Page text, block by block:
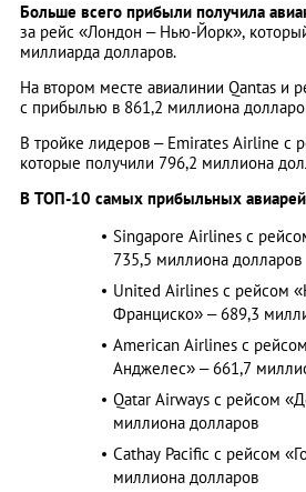
Больше всего прибыли получила
за рейс «Лондон – Нью-Йорк»,
миллиарда долларов.
На втором месте авиалинии Qantas и
с прибылью в 861,2 миллиона
В тройке лидеров – Emirates Airline с
которые получили 796,2 миллиона
В ТОП-10 самых прибыльных
Singapore Airlines с
735,5 миллиона долларов
United Airlines с рейсом
Франциско» – 689,3
American Airlines с
Анджелес» – 661,7
Qatar Airways с рейсом
миллиона долларов
Cathay Pacific с рейсом
миллиона долларов